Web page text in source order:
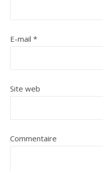
E-mail *
Site web
Commentaire